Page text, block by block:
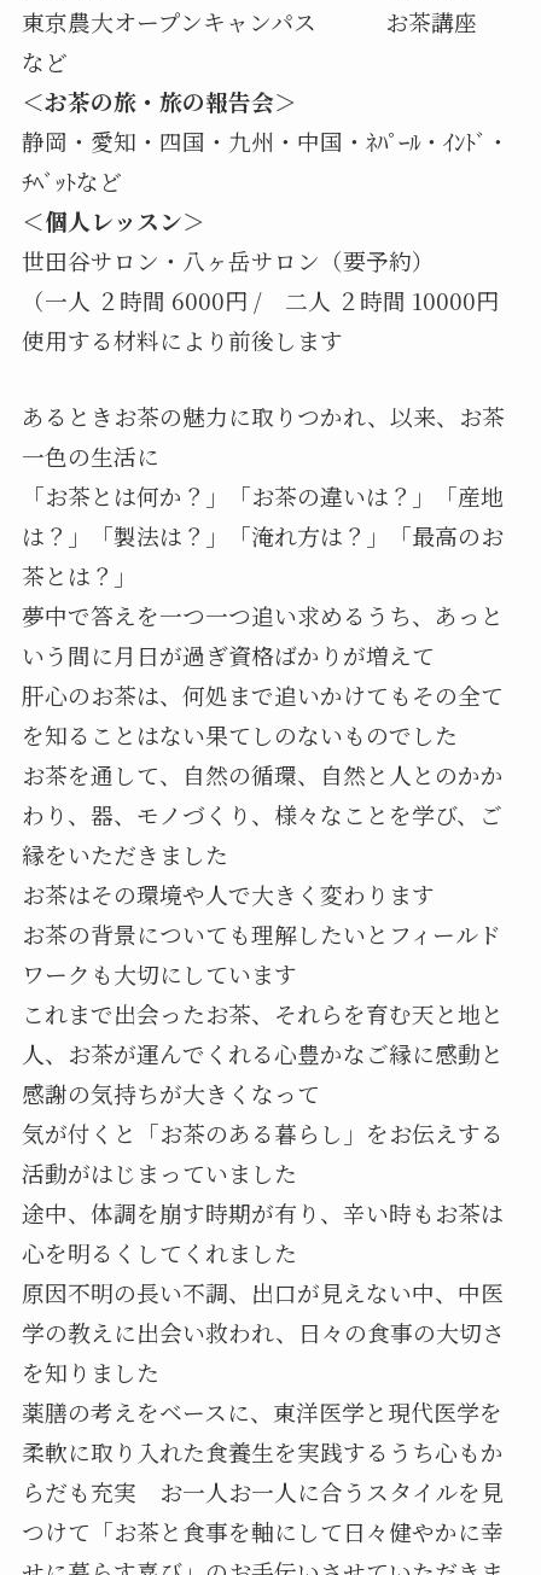
東京農大オープンキャンパス お茶講座
など
＜お茶の旅・旅の報告会＞
静岡・愛知・四国・九州・中国・ﾈﾊﾟｰﾙ・ｲﾝﾄﾞ・
ﾁﾍﾞｯﾄなど
＜個人レッスン＞
世田谷サロン・八ヶ岳サロン（要予約）
（一人 ２時間 6000円 / 二人 ２時間 10000円
使用する材料により前後します
あるときお茶の魅力に取りつかれ、以来、お茶
一色の生活に
「お茶とは何か？」「お茶の違いは？」「産地
は？」「製法は？」「淹れ方は？」「最高のお
茶とは？」
夢中で答えを一つ一つ追い求めるうち、あっと
いう間に月日が過ぎ資格ばかりが増えて
肝心のお茶は、何処まで追いかけてもその全て
を知ることはない果てしのないものでした
お茶を通して、自然の循環、自然と人とのかか
わり、器、モノづくり、様々なことを学び、ご
縁をいただきました
お茶はその環境や人で大きく変わります
お茶の背景についても理解したいとフィールド
ワークも大切にしています
これまで出会ったお茶、それらを育む天と地と
人、お茶が運んでくれる心豊かなご縁に感動と
感謝の気持ちが大きくなって
気が付くと「お茶のある暮らし」をお伝えする
活動がはじまっていました
途中、体調を崩す時期が有り、辛い時もお茶は
心を明るくしてくれました
原因不明の長い不調、出口が見えない中、中医
学の教えに出会い救われ、日々の食事の大切さ
を知りました
薬膳の考えをベースに、東洋医学と現代医学を
柔軟に取り入れた食養生を実践するうち心もか
らだも充実 お一人お一人に合うスタイルを見
つけて「お茶と食事を軸にして日々健やかに幸